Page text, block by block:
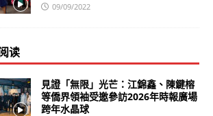
09/09/2022
读
見證「無限」光芒：江錦鑫、陳鍵榕
等僑界領袖受邀參訪2026年時報廣場
跨年水晶球